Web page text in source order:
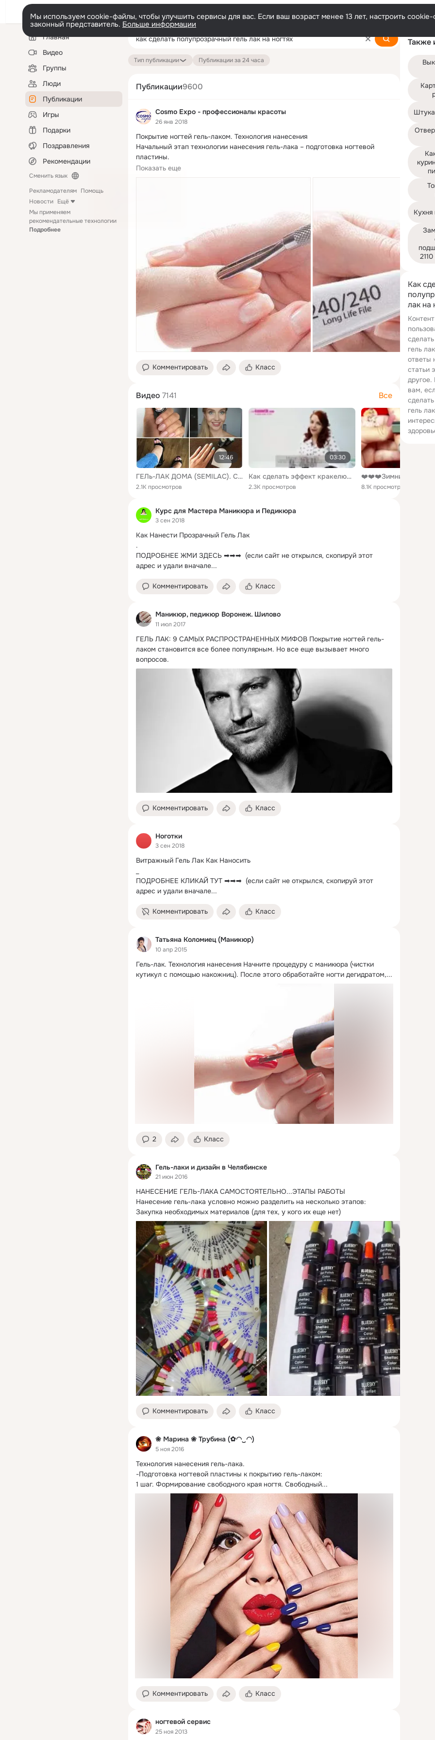
Мы используем cookie-файлы, чтобы улучшить сервисы для вас. Если ваш возраст менее 13 лет, настроить
законный представитель. Больше информации
Левая
колонкаГлавная
Видео
Группы
Люди
Публикации
Игры
Подарки
Поздравления
Рекомендации
Сменить язык
Рекламодателям Помощь
Новости Ещё
Мы применяем
рекомендательные технологии
Подробнее
Как
лак на
гель
ответы
статьи
другое.
вам,
гель
Также
Тип публикации
Публикации за 24 часа
Публикации9600
Cosmo Expo - профессионалы красоты
26 янв 2018
Покрытие ногтей гель-лаком. Технология нанесения
Начальный этап технологии нанесения гель-лака – подготовка ногтевой
пластины.
1. Придаем...
Показать еще
Комментировать Класс
Видео 7141 Все
12:46
ГЕЛь-ЛАК ДОМА (SEMILAC). Стартовый набор. Как сделать и снять? ♡ [OSIA]
2.1K просмотров
03:30
Как сделать эффект кракелюра на ногтях Гель-лак TNL Crack растрескивающийся лак на ногтях
2.3K просмотров 8.1K просмотров
Курс для Мастера Маникюра и Педикюра
3 сен 2018
Как Нанести Прозрачный Гель Лак
.
ПОДРОБНЕЕ ЖМИ ЗДЕСЬ ➡➡➡  (если сайт не открылся, скопируй этот
адрес и удали вначале...
Комментировать Класс
Маникюр, педикюр Воронеж. Шилово
11 июл 2017
ГЕЛЬ ЛАК: 9 САМЫХ РАСПРОСТРАНЕННЫХ МИФОВ Покрытие ногтей гель-
лаком становится все более популярным. Но все еще вызывает много
вопросов.
Комментировать Класс
Ноготки
3 сен 2018
Витражный Гель Лак Как Наносить
ПОДРОБНЕЕ КЛИКАЙ ТУТ ➡➡➡  (если сайт не открылся, скопируй этот
адрес и удали вначале...
Комментировать Класс
Татьяна Коломиец (Маникюр)
10 апр 2015
Гель-лак. Технология нанесения Начните процедуру с маникюра (чистки
кутикул с помощью накожниц). После этого обработайте ногти дегидратом,...
2 Класс
Гель-лаки и дизайн в Челябинске
21 июн 2016
НАНЕСЕНИЕ ГЕЛЬ-ЛАКА САМОСТОЯТЕЛЬНО...ЭТАПЫ РАБОТЫ
Нанесение гель-лака условно можно разделить на несколько этапов:
Закупка необходимых материалов (для тех, у кого их еще нет)
Комментировать Класс
❀ Марина ❀ Трубина (✿◠‿◠)
5 ноя 2016
Технология нанесения гель-лака.
-Подготовка ногтевой пластины к покрытию гель-лаком:
1 шаг. Формирование свободного края ногтя. Свободный...
Комментировать Класс
ногтевой сервис
25 ноя 2013